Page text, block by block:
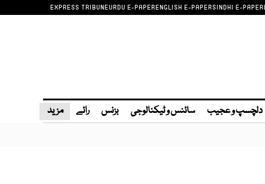
EXPRESS TRIBUNEURDU E-PAPERENGLISH E-PAPERSINDHI E-PAPER
دلچسپ و عجیب سائنس و ٹیکنالوجی بزنس رائے مزید